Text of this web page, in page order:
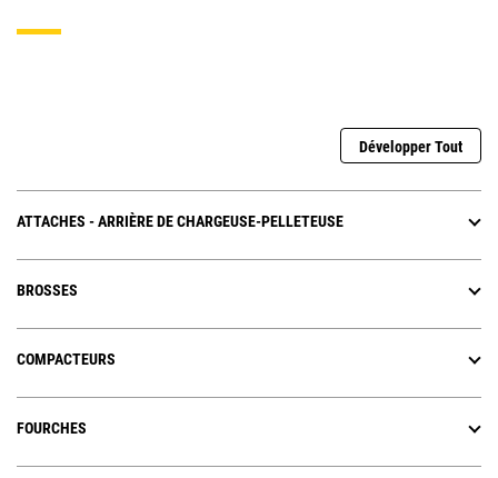
Développer Tout
ATTACHES - ARRIÈRE DE CHARGEUSE-PELLETEUSE
BROSSES
COMPACTEURS
FOURCHES